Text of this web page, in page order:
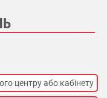
центру або кабінету